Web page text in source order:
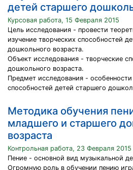
детей старшего
Курсовая работа, 15 Февраля 2015
Цель исследования - провести
изучение творческих способностей
дошкольного возраста.
Объект исследования - творческие
дошкольного возраста.
Предмет исследования -
способностей детей старшего
Методика обучения
младшего и старшего
возраста
Контрольная работа, 23 Февраля 2015
Пение - основной вид музыкальной
Огромную роль в обучении пению